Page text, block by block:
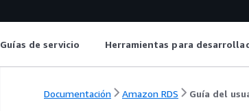
Guías de servicio Herramientas para
Documentación Amazon RDS Guía del